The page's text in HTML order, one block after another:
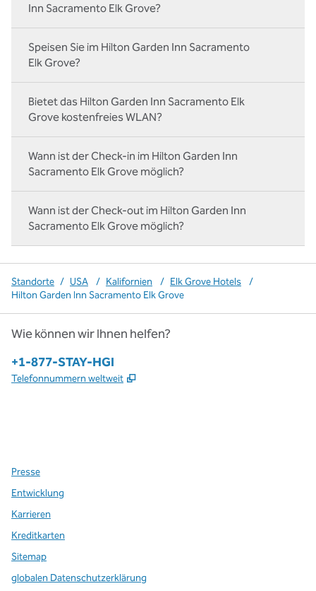
Inn Sacramento Elk Grove?
Speisen Sie im Hilton Garden Inn Sacramento
Elk Grove?
Bietet das Hilton Garden Inn Sacramento Elk
Grove kostenfreies WLAN?
Wann ist der Check-in im Hilton Garden Inn
Sacramento Elk Grove möglich?
Wann ist der Check-out im Hilton Garden Inn
Sacramento Elk Grove möglich?
Standorte / USA / Kalifornien / Elk Grove Hotels
/
Hilton Garden Inn Sacramento Elk Grove
Wie können wir Ihnen helfen?
Telefon:
+1-877-STAY-HGI
Telefonnummern weltweit ,
Presse
Entwicklung
Karrieren
Kreditkarten
Sitemap
globalen Datenschutzerklärung